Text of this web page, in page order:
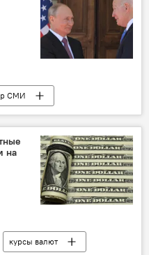
СМИ
на
курсы валют